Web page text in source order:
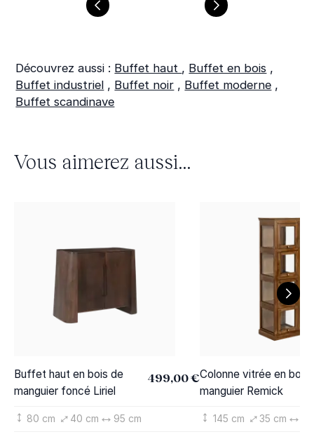
Découvrez aussi : Buffet haut , Buffet en bois ,
Buffet industriel , Buffet noir , Buffet moderne ,
Buffet scandinave
Vous aimerez aussi...
Buffet haut en bois de
manguier foncé Liriel
499,00 €
80 cm 40 cm 95 cm
Colonne vitrée en bois
manguier Remick
145 cm 35 cm